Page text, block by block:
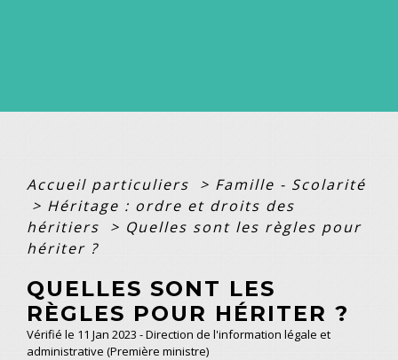
Accueil particuliers > Famille - Scolarité
> Héritage : ordre et droits des
héritiers
> Quelles sont les règles pour
hériter ?
QUELLES SONT LES
RÈGLES POUR HÉRITER ?
Vérifié le 11 Jan 2023 - Direction de l'information légale et
administrative (Première ministre)